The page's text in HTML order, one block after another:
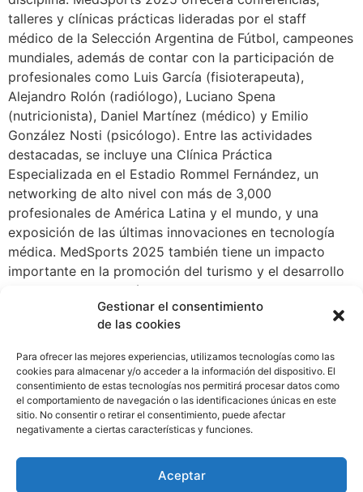
Gestionar el consentimiento
de las cookies
Para ofrecer las mejores experiencias, utilizamos tecnologías como las
cookies para almacenar y/o acceder a la información del dispositivo. El
consentimiento de estas tecnologías nos permitirá procesar datos como
el comportamiento de navegación o las identificaciones únicas en este
sitio. No consentir o retirar el consentimiento, puede afectar
negativamente a ciertas características y funciones.
Aceptar
talleres y clínicas prácticas lideradas por el staff
médico de la Selección Argentina de Fútbol, campeones
mundiales, además de contar con la participación de
profesionales como Luis García (fisioterapeuta),
Alejandro Rolón (radiólogo), Luciano Spena
(nutricionista), Daniel Martínez (médico) y Emilio
González Nosti (psicólogo). Entre las actividades
destacadas, se incluye una Clínica Práctica
Especializada en el Estadio Rommel Fernández, un
networking de alto nivel con más de 3,000
profesionales de América Latina y el mundo, y una
exposición de las últimas innovaciones en tecnología
médica. MedSports 2025 también tiene un impacto
importante en la promoción del turismo y el desarrollo
deportivo en Panamá, destinando parte de los ingresos
a programas de Responsabilidad Social Empresarial
(RSE). Detalles del evento:• Fecha: 17 al 19 de febrero
de 2025• Lugar: Centro de Convenciones Atlapa,
Ciudad de Panamá• Entradas disponibles en:
www.medsportsevent.com• Redes Sociales:
@medsportsevent•MedSports 2025 será una
oportunidad única para posicionar a Panamá como